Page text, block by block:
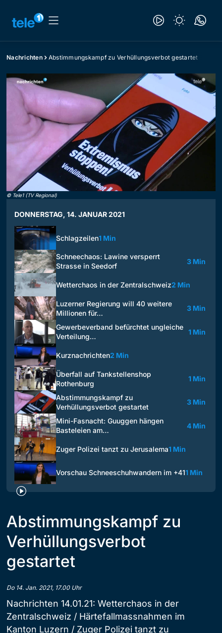
Nachrichten Abstimmungskampf zu Verhüllungsverbot gestartet
© Tele1 (TV Regional)
DONNERSTAG, 14. JANUAR 2021
Schlagzeilen1 Min
Schneechaos: Lawine versperrt
Strasse in Seedorf
3 Min
Wetterchaos in der Zentralschweiz2 Min
Luzerner Regierung will 40 weitere
Millionen für…
3 Min
Gewerbeverband befürchtet ungleiche
Verteilung…
1 Min
Kurznachrichten2 Min
Überfall auf Tankstellenshop
Rothenburg
1 Min
Abstimmungskampf zu
Verhüllungsverbot gestartet
3 Min
Mini-Fasnacht: Guuggen hängen
Basteleien am…
4 Min
Zuger Polizei tanzt zu Jerusalema1 Min
Vorschau Schneeschuhwandern im +411 Min
Abstimmungskampf zu
Verhüllungsverbot
gestartet
Do 14. Jan. 2021, 17.00 Uhr
Nachrichten 14.01.21: Wetterchaos in der
Zentralschweiz / Härtefallmassnahmen im
Kanton Luzern / Zuger Polizei tanzt zu